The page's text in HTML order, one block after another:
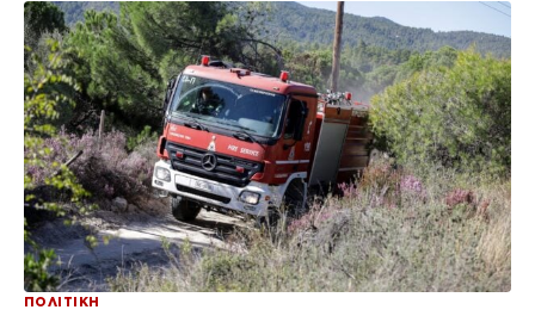
ΠΟΛΙΤΙΚΗ